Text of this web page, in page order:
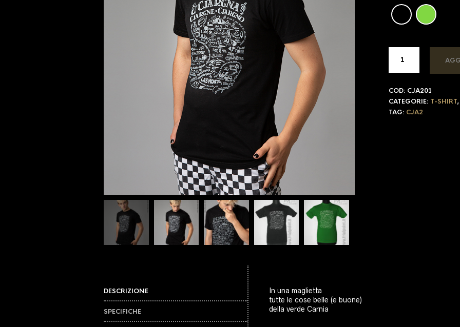
COD: CJA201
CATEGORIE: T-SHIRT,
TAG: CJA2
DESCRIZIONE
SPECIFICHE
In una maglietta
tutte le cose belle (e buone)
della verde Carnia